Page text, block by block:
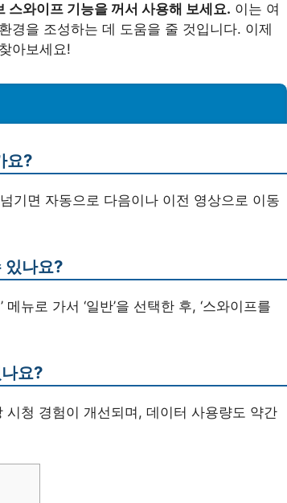
스와이프 기능을 꺼서 사용해 보세요. 이는 여
경을 조성하는 데 도움을 줄 것입니다. 이제
아보세요!
요?
기면 자동으로 다음이나 이전 영상으로 이동
있나요?
뉴로 가서 ‘일반’을 선택한 후, ‘스와이프를
요?
청 경험이 개선되며, 데이터 사용량도 약간